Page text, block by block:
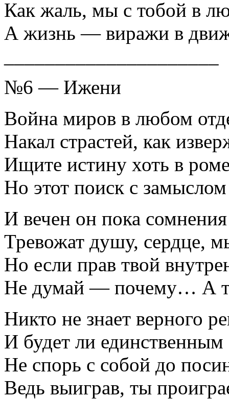
Как жаль, мы с тобой в
А жизнь — виражи в
№6 — Ижени
Война миров в любом
Накал страстей, как
Ищите истину хоть в
Но этот поиск с замыслом
И вечен он пока
Тревожат душу, сердце,
Но если прав твой
Не думай — почему… А
Никто не знает верного
И будет ли
Не спорь с собой до
Ведь выиграв, ты